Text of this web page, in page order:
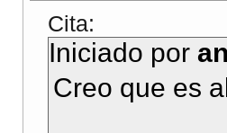
Cita:
Iniciado por
Creo que es